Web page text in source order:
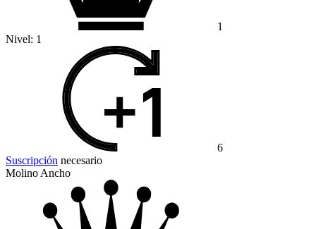
1
Nivel: 1
6
Suscripción necesario
Molino Ancho